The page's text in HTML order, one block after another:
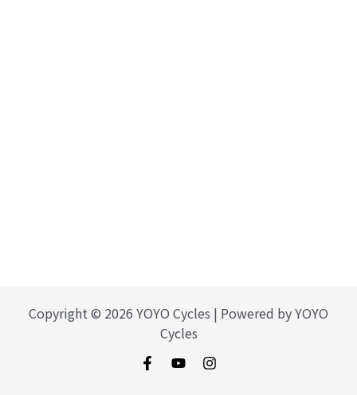
Copyright © 2026 YOYO Cycles | Powered by YOYO
Cycles